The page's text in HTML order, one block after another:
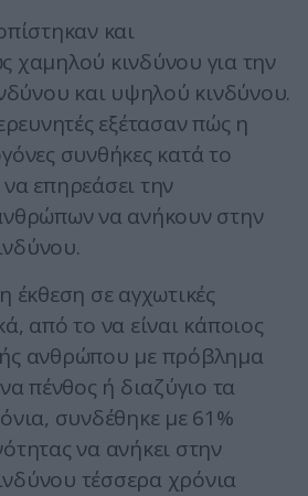
και
χαμηλού κινδύνου για την
και υψηλού κινδύνου.
εξέτασαν πώς η
συνθήκες κατά το
επηρεάσει την
να ανήκουν στην
έκθεση σε αγχωτικές
από το να είναι κάποιος
ανθρώπου με πρόβλημα
πένθος ή διαζύγιο τα
συνδέθηκε με 61%
να ανήκει στην
τέσσερα χρόνια